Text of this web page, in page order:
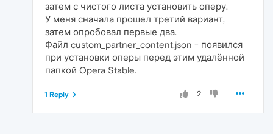
затем с чистого листа установить оперу.
У меня сначала прошел третий вариант,
затем опробовал первые два.
Файл custom_partner_content.json - появился
при установки оперы перед этим удалённой
папкой Opera Stable.
2
1 Reply